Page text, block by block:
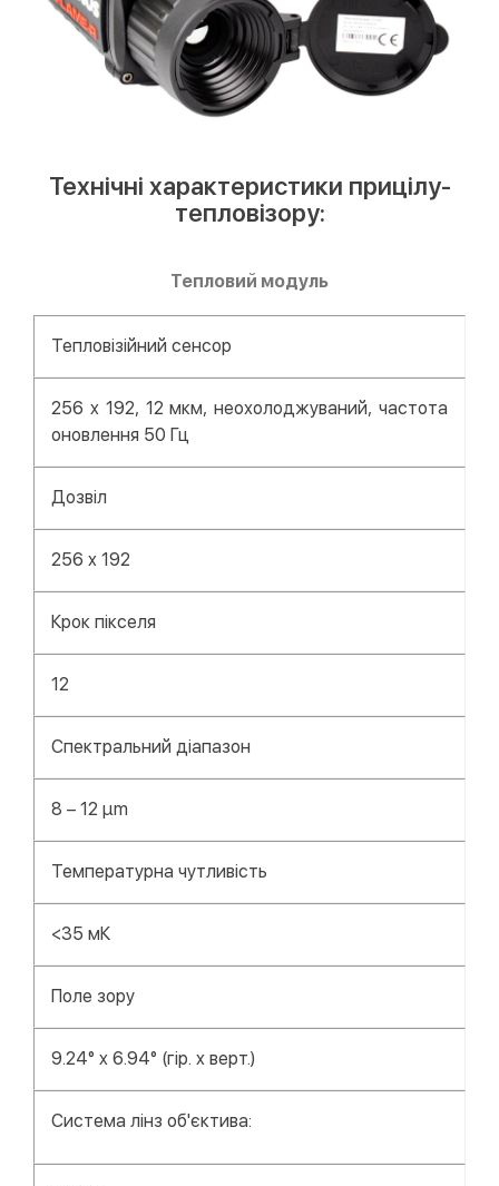
Технічні характеристики прицілу-
тепловізору:
Тепловий модуль
Тепловізійний сенсор
256 x 192, 12 мкм, неохолоджуваний, частота
оновлення 50 Гц
Дозвіл
256 x 192
Крок пікселя
12
Спектральний діапазон
8 – 12 μm
Температурна чутливість
<35 мК
Поле зору
9.24° x 6.94° (гір. x верт.)
Система лінз об'єктива: